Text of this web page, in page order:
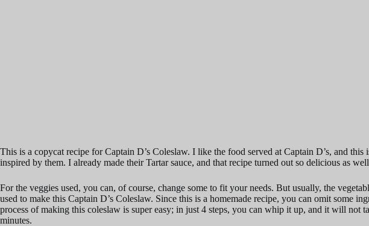
This is a copycat recipe for Captain D’s Coleslaw. I like the food served at Captain D’s, and
inspired by them. I already made their Tartar sauce, and that recipe turned out so delicious as
For the veggies used, you can, of course, change some to fit your needs. But usually, the
used to make this Captain D’s Coleslaw. Since this is a homemade recipe, you can omit some
process of making this coleslaw is super easy; in just 4 steps, you can whip it up, and it will not
minutes.